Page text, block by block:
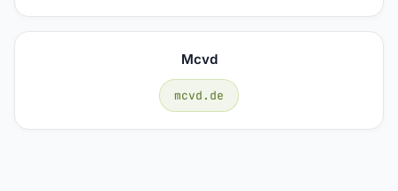
Mcvd
mcvd.de